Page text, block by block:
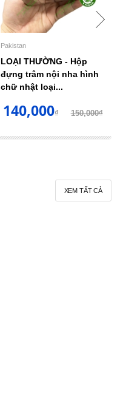
Pakistan
LOẠI THƯỜNG - Hộp
đựng trâm nội nha hình
chữ nhật loại...
140,000₫150,000₫
XEM TẤT CẢ